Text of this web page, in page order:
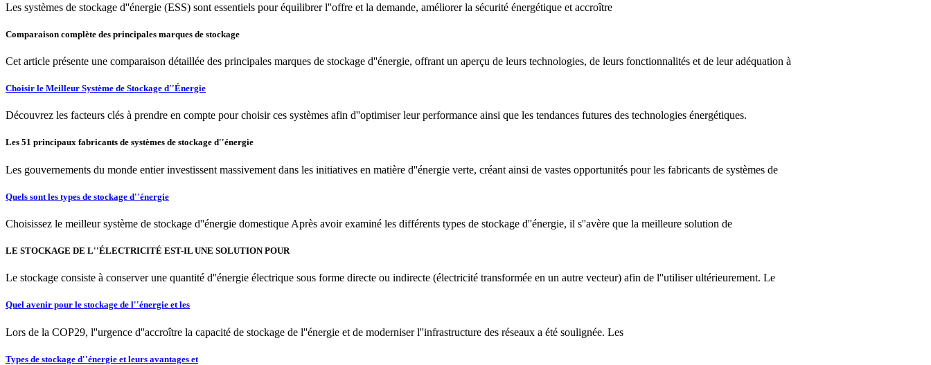
Les systèmes de stockage d''énergie (ESS) sont essentiels pour équilibrer l''offre et la demande, améliorer la sécurité énergétique et accroître
Comparaison complète des principales marques de stockage
Cet article présente une comparaison détaillée des principales marques de stockage d''énergie, offrant un aperçu de leurs technologies, de leurs fonctionnalités et de leur adéquation à
Choisir le Meilleur Système de Stockage d''Énergie
Découvrez les facteurs clés à prendre en compte pour choisir ces systèmes afin d''optimiser leur performance ainsi que les tendances futures des technologies énergétiques.
Les 51 principaux fabricants de systèmes de stockage d''énergie
Les gouvernements du monde entier investissent massivement dans les initiatives en matière d''énergie verte, créant ainsi de vastes opportunités pour les fabricants de systèmes de
Quels sont les types de stockage d''énergie
Choisissez le meilleur système de stockage d''énergie domestique Après avoir examiné les différents types de stockage d''énergie, il s''avère que la meilleure solution de
LE STOCKAGE DE L''ÉLECTRICITÉ EST-IL UNE SOLUTION POUR
Le stockage consiste à conserver une quantité d''énergie électrique sous forme directe ou indirecte (électricité transformée en un autre vecteur) afin de l''utiliser ultérieurement. Le
Quel avenir pour le stockage de l''énergie et les
Lors de la COP29, l''urgence d''accroître la capacité de stockage de l''énergie et de moderniser l''infrastructure des réseaux a été soulignée. Les
Types de stockage d''énergie et leurs avantages et